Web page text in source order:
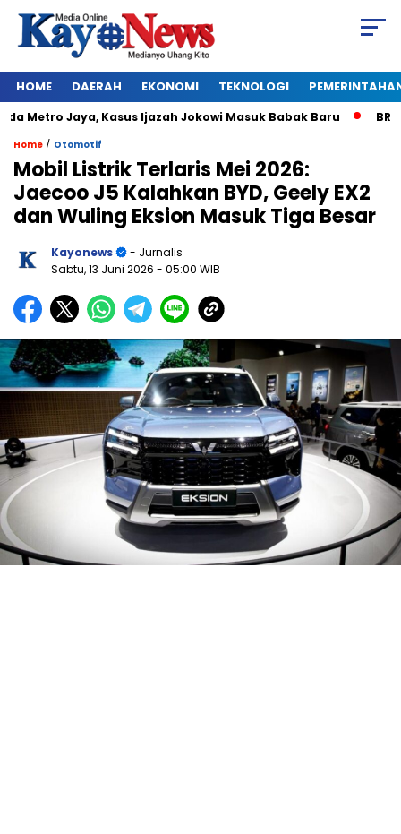
HOME DAERAH EKONOMI TEKNOLOGI
Jaya, Kasus Ijazah Jokowi Masuk Babak Baru
Home / Otomotif
Mobil Listrik Terlaris Mei 2026:
Jaecoo J5 Kalahkan BYD, Geely EX2
dan Wuling Eksion Masuk Tiga Besar
Kayonews
- Jurnalis
Sabtu, 13 Juni 2026 - 05:00 WIB